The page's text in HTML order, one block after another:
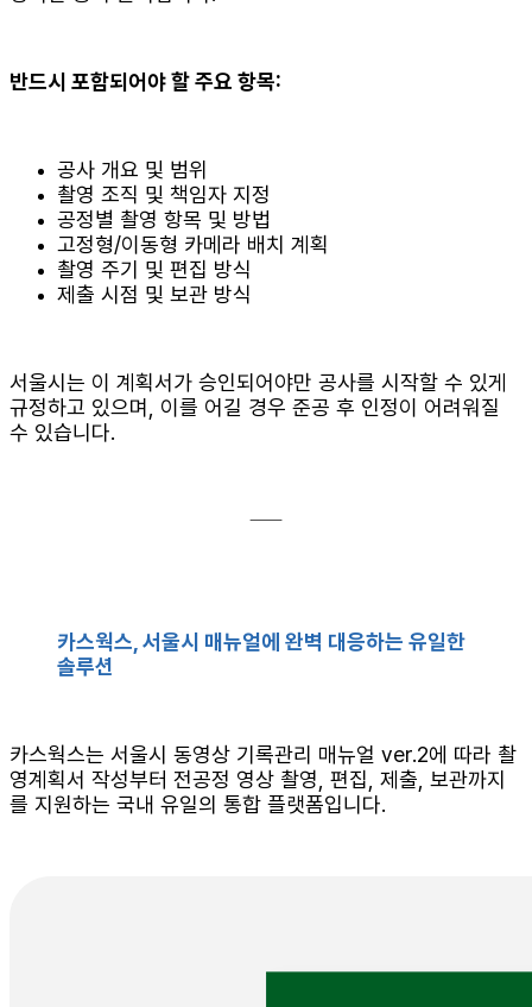
반드시 포함되어야 할 주요 항목:
공사 개요 및 범위
촬영 조직 및 책임자 지정
공정별 촬영 항목 및 방법
고정형/이동형 카메라 배치 계획
촬영 주기 및 편집 방식
제출 시점 및 보관 방식
서울시는 이 계획서가 승인되어야만 공사를 시작할 수 있게
규정하고 있으며, 이를 어길 경우 준공 후 인정이 어려워질
수 있습니다.
카스웍스, 서울시 매뉴얼에 완벽 대응하는 유일한
솔루션
카스웍스는 서울시 동영상 기록관리 매뉴얼 ver.2에 따라 촬
영계획서 작성부터 전공정 영상 촬영, 편집, 제출, 보관까지
를 지원하는 국내 유일의 통합 플랫폼입니다.